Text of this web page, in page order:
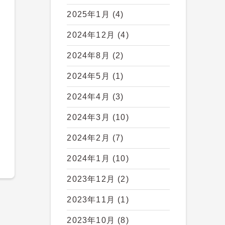
2025年1月 (4)
2024年12月 (4)
2024年8月 (2)
2024年5月 (1)
2024年4月 (3)
2024年3月 (10)
2024年2月 (7)
2024年1月 (10)
2023年12月 (2)
2023年11月 (1)
2023年10月 (8)